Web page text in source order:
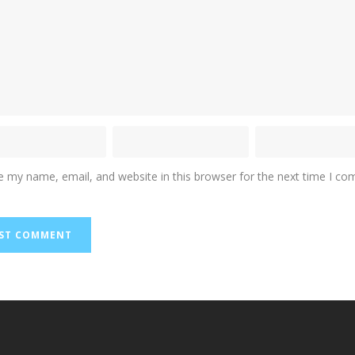
my name, email, and website in this browser for the next time I